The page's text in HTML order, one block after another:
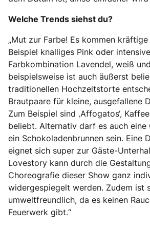
Welche Trends siehst du?
„Mut zur Farbe! Es kommen
Beispiel knalliges Pink oder
Farbkombination Lavendel, weiß
beispielsweise ist auch äußerst
traditionellen Hochzeitstorte
Brautpaare für kleine, ausgefallene
Zum Beispiel sind ‚Affogatos‘,
beliebt. Alternativ darf es auch
ein Schokoladenbrunnen sein. Eine
eignet sich super zur Gäste-
Lovestory kann durch die
Choreografie dieser Show ganz
widergespiegelt werden. Zudem ist
umweltfreundlich, da es keinen
Feuerwerk gibt.“